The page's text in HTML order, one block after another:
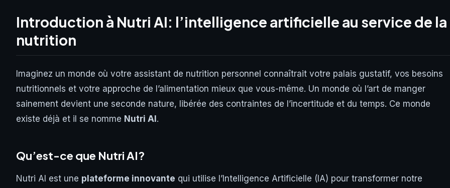
Introduction à Nutri AI: l’intelligence artificielle au service de la
nutrition
Imaginez un monde où votre assistant de nutrition personnel connaîtrait votre palais gustatif, vos besoins
nutritionnels et votre approche de l’alimentation mieux que vous-même. Un monde où l’art de manger
sainement devient une seconde nature, libérée des contraintes de l’incertitude et du temps. Ce monde
existe déjà et il se nomme Nutri AI .
Qu’est-ce que Nutri AI?
Nutri AI est une plateforme innovante qui utilise l’Intelligence Artificielle (IA) pour transformer notre